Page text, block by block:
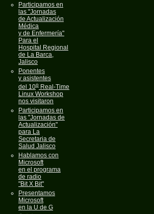
Participamos en
las "Jornadas
de Actualización
Médica
y de Enfermería"
Para el
Hospital Regional
de La Barca,
Jalisco
Ponentes
y asistentes
del 10o Real-Time
Linux Workshop
nos visitaron
Participamos en
las "Jornadas de
Actualización"
para La
Secretaria de
Salud Jalisco
Hablamos con
Microsoft
en el programa
de radio
"Bit X Bit"
Presentamos
Microsoft
en la U de G